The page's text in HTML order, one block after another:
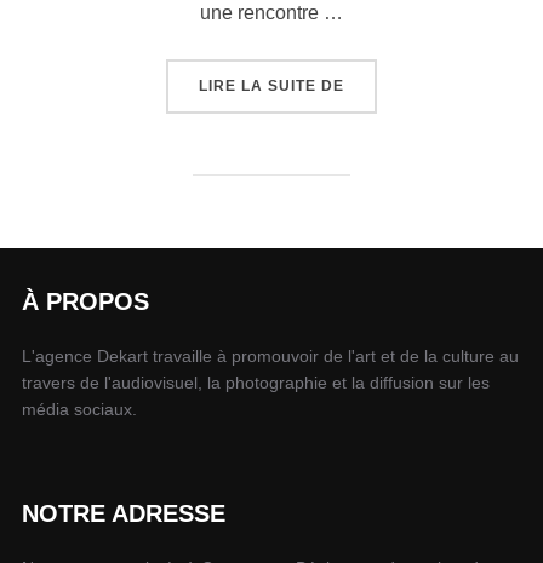
une rencontre …
LIRE LA SUITE DE
À PROPOS
L'agence Dekart travaille à promouvoir de l'art et de la culture au
travers de l'audiovisuel, la photographie et la diffusion sur les
média sociaux.
NOTRE ADRESSE